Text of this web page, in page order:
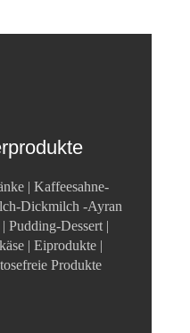
| Kaffeesahne-
Dickmilch -Ayran
Pudding-Dessert |
| Eiprodukte |
Produkte